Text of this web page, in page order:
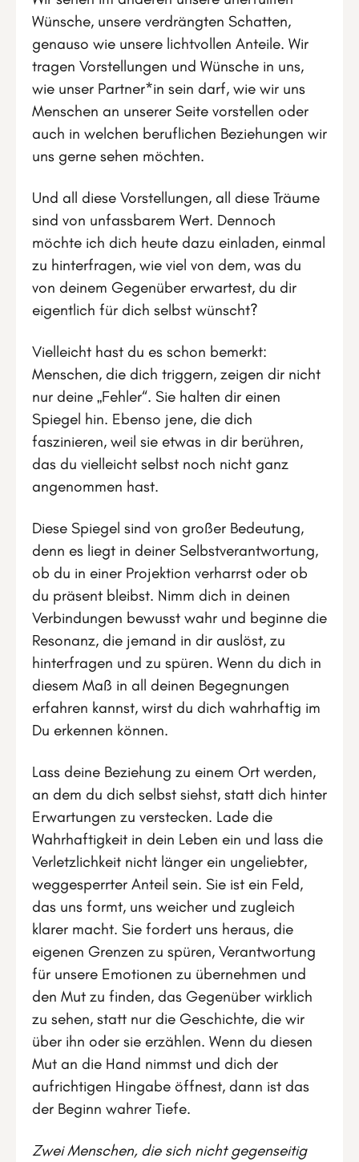
Wünsche, unsere verdrängten Schatten,
genauso wie unsere lichtvollen Anteile. Wir
tragen Vorstellungen und Wünsche in uns,
wie unser Partner*in sein darf, wie wir uns
Menschen an unserer Seite vorstellen oder
auch in welchen beruflichen Beziehungen wir
uns gerne sehen möchten.
Und all diese Vorstellungen, all diese Träume
sind von unfassbarem Wert. Dennoch
möchte ich dich heute dazu einladen, einmal
zu hinterfragen, wie viel von dem, was du
von deinem Gegenüber erwartest, du dir
eigentlich für dich selbst wünscht?
Vielleicht hast du es schon bemerkt:
Menschen, die dich triggern, zeigen dir nicht
nur deine „Fehler“. Sie halten dir einen
Spiegel hin. Ebenso jene, die dich
faszinieren, weil sie etwas in dir berühren,
das du vielleicht selbst noch nicht ganz
angenommen hast.
Diese Spiegel sind von großer Bedeutung,
denn es liegt in deiner Selbstverantwortung,
ob du in einer Projektion verharrst oder ob
du präsent bleibst. Nimm dich in deinen
Verbindungen bewusst wahr und beginne die
Resonanz, die jemand in dir auslöst, zu
hinterfragen und zu spüren. Wenn du dich in
diesem Maß in all deinen Begegnungen
erfahren kannst, wirst du dich wahrhaftig im
Du erkennen können.
Lass deine Beziehung zu einem Ort werden,
an dem du dich selbst siehst, statt dich hinter
Erwartungen zu verstecken. Lade die
Wahrhaftigkeit in dein Leben ein und lass die
Verletzlichkeit nicht länger ein ungeliebter,
weggesperrter Anteil sein. Sie ist ein Feld,
das uns formt, uns weicher und zugleich
klarer macht. Sie fordert uns heraus, die
eigenen Grenzen zu spüren, Verantwortung
für unsere Emotionen zu übernehmen und
den Mut zu finden, das Gegenüber wirklich
zu sehen, statt nur die Geschichte, die wir
über ihn oder sie erzählen. Wenn du diesen
Mut an die Hand nimmst und dich der
aufrichtigen Hingabe öffnest, dann ist das
der Beginn wahrer Tiefe.
Zwei Menschen, die sich nicht gegenseitig